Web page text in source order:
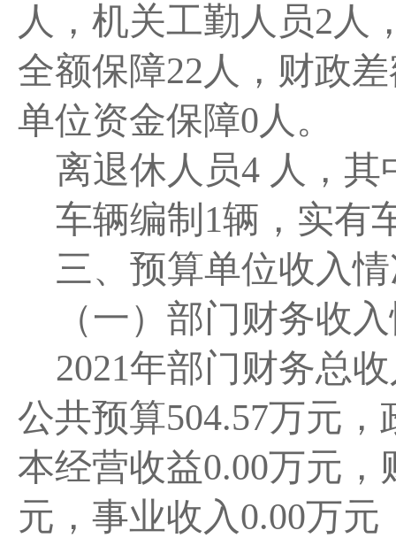
人，机关工勤人员2人
全额保障22 人，财政
单位资金保障0人。
离退休人员4 人，其
车辆编制 1辆，实有
三、预算单位收入
（一）部门财务收
2021年部门财务总
公共预算504.57万元，
本经营收益0.00万元，
元，事业收入0.00万元